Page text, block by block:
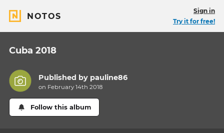
NOTOS
Sign in
Try it for free!
Cuba 2018
Published by pauline86
on February 14th 2018
Follow this album